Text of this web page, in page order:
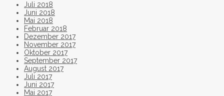
Juli 2018
Juni 2018
Mai 2018
Februar 2018
Dezember 2017
November 2017
Oktober 2017
September 2017
August 2017
Juli 2017
Juni 2017
Mai 2017